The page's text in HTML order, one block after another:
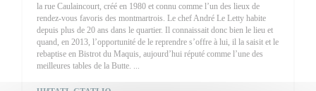
la rue Caulaincourt, créé en 1980 et connu comme l’un des lieux de
rendez-vous favoris des montmartrois. Le chef André Le Letty habite
depuis plus de 20 ans dans le quartier. Il connaissait donc bien le lieu et
quand, en 2013, l’opportunité de le reprendre s’offre à lui, il la saisit et le
rebaptise en Bistrot du Maquis, aujourd’hui réputé comme l’une des
meilleures tables de la Butte. ...